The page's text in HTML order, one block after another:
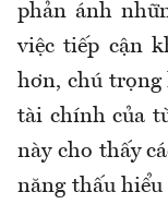
phản ánh
việc tiếp cận
hơn, chú trọng
tài chính của
này cho thấy
năng thấu